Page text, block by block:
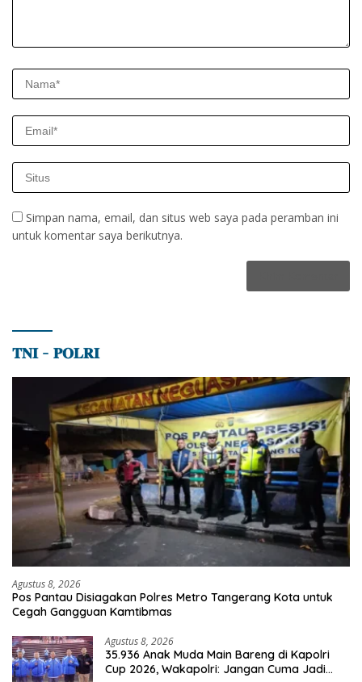
Simpan nama, email, dan situs web saya pada peramban ini
untuk komentar saya berikutnya.
𝐓𝐍𝐈 – 𝐏𝐎𝐋𝐑𝐈
Agustus 8, 2026
Pos Pantau Disiagakan Polres Metro Tangerang Kota untuk
Cegah Gangguan Kamtibmas
Agustus 8, 2026
35.936 Anak Muda Main Bareng di Kapolri
Cup 2026, Wakapolri: Jangan Cuma Jadi